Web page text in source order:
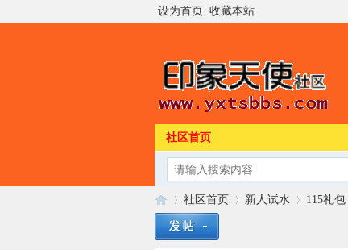
设为首页 收藏本站
社区首页
社区首页 新人试水 115礼包